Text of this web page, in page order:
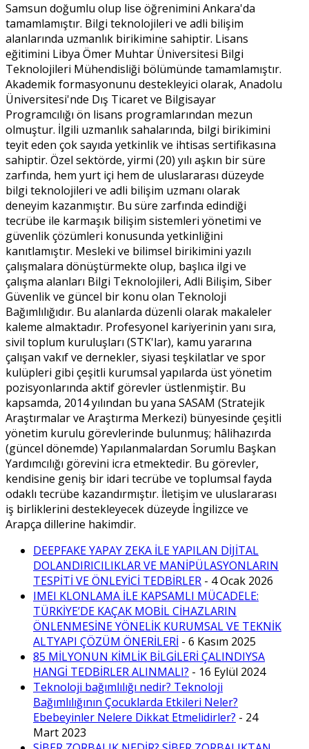
Samsun doğumlu olup lise öğrenimini Ankara'da
tamamlamıştır. Bilgi teknolojileri ve adli bilişim
alanlarında uzmanlık birikimine sahiptir. Lisans
eğitimini Libya Ömer Muhtar Üniversitesi Bilgi
Teknolojileri Mühendisliği bölümünde tamamlamıştır.
Akademik formasyonunu destekleyici olarak, Anadolu
Üniversitesi'nde Dış Ticaret ve Bilgisayar
Programcılığı ön lisans programlarından mezun
olmuştur. İlgili uzmanlık sahalarında, bilgi birikimini
teyit eden çok sayıda yetkinlik ve ihtisas sertifikasına
sahiptir. Özel sektörde, yirmi (20) yılı aşkın bir süre
zarfında, hem yurt içi hem de uluslararası düzeyde
bilgi teknolojileri ve adli bilişim uzmanı olarak
deneyim kazanmıştır. Bu süre zarfında edindiği
tecrübe ile karmaşık bilişim sistemleri yönetimi ve
güvenlik çözümleri konusunda yetkinliğini
kanıtlamıştır. Mesleki ve bilimsel birikimini yazılı
çalışmalara dönüştürmekte olup, başlıca ilgi ve
çalışma alanları Bilgi Teknolojileri, Adli Bilişim, Siber
Güvenlik ve güncel bir konu olan Teknoloji
Bağımlılığıdır. Bu alanlarda düzenli olarak makaleler
kaleme almaktadır. Profesyonel kariyerinin yanı sıra,
sivil toplum kuruluşları (STK'lar), kamu yararına
çalışan vakıf ve dernekler, siyasi teşkilatlar ve spor
kulüpleri gibi çeşitli kurumsal yapılarda üst yönetim
pozisyonlarında aktif görevler üstlenmiştir. Bu
kapsamda, 2014 yılından bu yana SASAM (Stratejik
Araştırmalar ve Araştırma Merkezi) bünyesinde çeşitli
yönetim kurulu görevlerinde bulunmuş; hâlihazırda
(güncel dönemde) Yapılanmalardan Sorumlu Başkan
Yardımcılığı görevini icra etmektedir. Bu görevler,
kendisine geniş bir idari tecrübe ve toplumsal fayda
odaklı tecrübe kazandırmıştır. İletişim ve uluslararası
iş birliklerini destekleyecek düzeyde İngilizce ve
Arapça dillerine hakimdir.
DEEPFAKE YAPAY ZEKA İLE YAPILAN DİJİTAL
DOLANDIRICILIKLAR VE MANİPÜLASYONLARIN
TESPİTİ VE ÖNLEYİCİ TEDBİRLER - 4 Ocak 2026
IMEI KLONLAMA İLE KAPSAMLI MÜCADELE:
TÜRKİYE’DE KAÇAK MOBİL CİHAZLARIN
ÖNLENMESİNE YÖNELİK KURUMSAL VE TEKNİK
ALTYAPI ÇÖZÜM ÖNERİLERİ - 6 Kasım 2025
85 MİLYONUN KİMLİK BİLGİLERİ ÇALINDIYSA
HANGİ TEDBİRLER ALINMALI? - 16 Eylül 2024
Teknoloji bağımlılığı nedir? Teknoloji
Bağımlılığının Çocuklarda Etkileri Neler?
Ebebeyinler Nelere Dikkat Etmelidirler? - 24
Mart 2023